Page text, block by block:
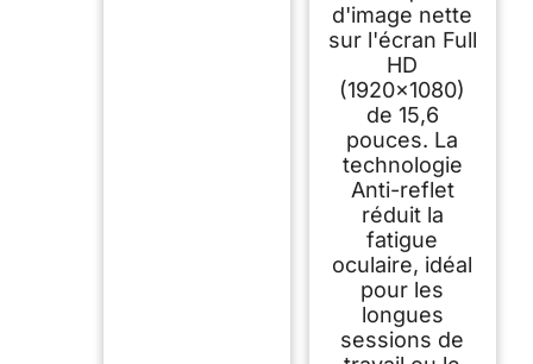
d'image nette
sur l'écran Full
HD
(1920x1080)
de 15,6
pouces. La
technologie
Anti-reflet
réduit la
fatigue
oculaire, idéal
pour les
longues
sessions de